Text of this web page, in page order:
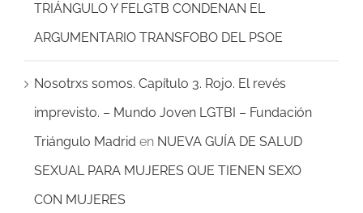
TRIÁNGULO Y FELGTB CONDENAN EL
ARGUMENTARIO TRANSFOBO DEL PSOE
Nosotrxs somos. Capítulo 3. Rojo. El revés
imprevisto. – Mundo Joven LGTBI – Fundación
Triángulo Madrid en NUEVA GUÍA DE SALUD
SEXUAL PARA MUJERES QUE TIENEN SEXO
CON MUJERES